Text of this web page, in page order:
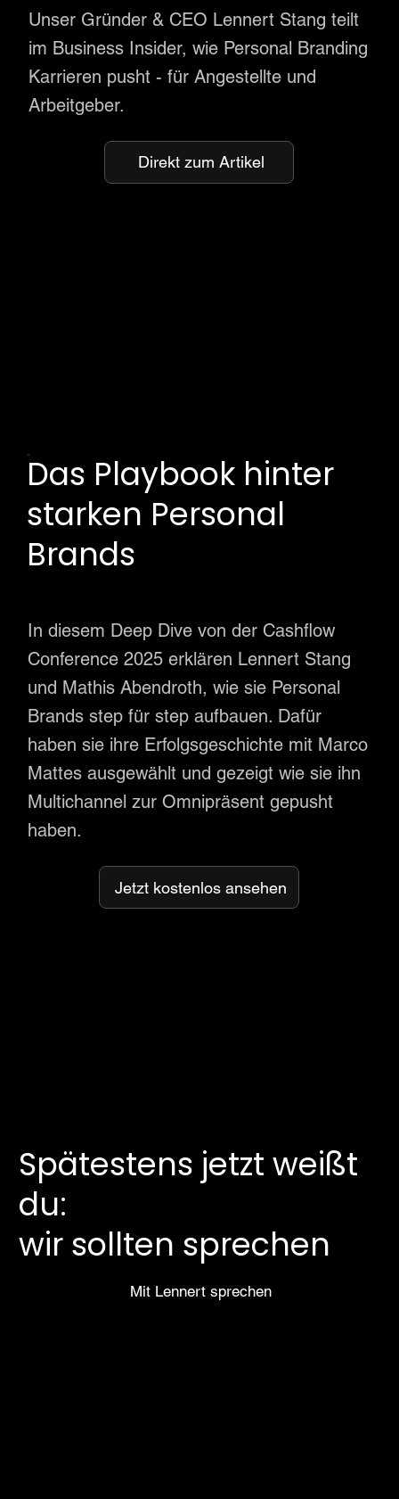
Unser Gründer & CEO Lennert Stang teilt
im Business Insider, wie Personal Branding
Karrieren pusht - für Angestellte und
Arbeitgeber.
Direkt zum Artikel
Das Playbook hinter
starken Personal
Brands
In diesem Deep Dive von der Cashflow
Conference 2025 erklären Lennert Stang
und Mathis Abendroth, wie sie Personal
Brands step für step aufbauen. Dafür
haben sie ihre Erfolgsgeschichte mit Marco
Mattes ausgewählt und gezeigt wie sie ihn
Multichannel zur Omnipräsent gepusht
haben.
Jetzt kostenlos ansehen
Spätestens jetzt weißt
du:
wir sollten sprechen
Mit Lennert sprechen